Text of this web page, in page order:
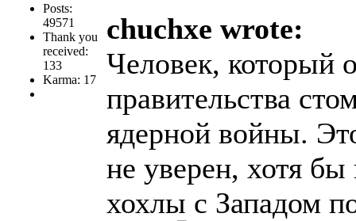
Posts:
49571
Thank you
received:
133
Karma: 17
chuchxe wrote:
Человек, который
правительства
ядерной войны.
не уверен, хотя бы
хохлы с Западом